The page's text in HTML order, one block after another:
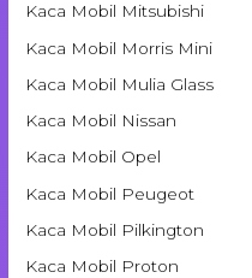
Kaca Mobil Mitsubishi
Kaca Mobil Morris Mini
Kaca Mobil Mulia Glass
Kaca Mobil Nissan
Kaca Mobil Opel
Kaca Mobil Peugeot
Kaca Mobil Pilkington
Kaca Mobil Proton